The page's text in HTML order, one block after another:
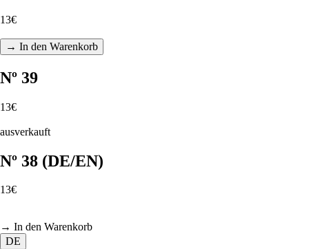
13€
→ In den Warenkorb
Nº 39
13€
ausverkauft
Nº 38 (DE/EN)
13€
→ In den Warenkorb
DE